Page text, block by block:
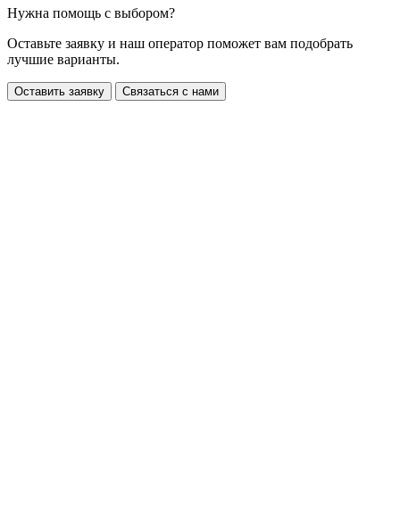
Нужна помощь с выбором?
Оставьте заявку и наш оператор поможет вам подобрать
лучшие варианты.
Оставить заявку Связаться с нами